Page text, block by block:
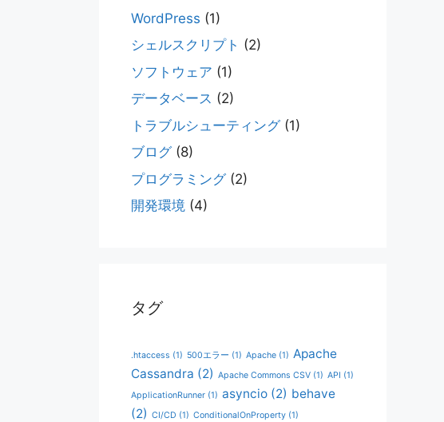
WordPress (1)
シェルスクリプト (2)
ソフトウェア (1)
データベース (2)
トラブルシューティング(1)
ブログ(8)
プログラミング(2)
開発環境 (4)
タグ
.htaccess (1) 500エラー (1) Apache (1) Apache
Cassandra (2) Apache Commons CSV (1) API (1)
ApplicationRunner (1) asyncio (2) behave
(2) CI/CD (1) ConditionalOnProperty (1)